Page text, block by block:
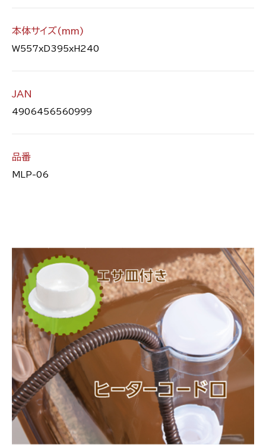
本体サイズ(mm)
W557xD395xH240
JAN
4906456560999
品番
MLP-06